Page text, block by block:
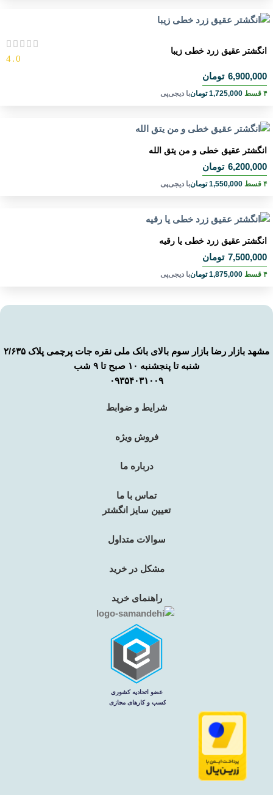
انگشتر عقیق زرد خطی زیبا
4.0
6,900,000 تومان
۴ قسط 1,725,000 تومانبا دیجی‌پی
انگشتر عقیق خطی و من یتق الله
6,200,000 تومان
۴ قسط 1,550,000 تومانبا دیجی‌پی
انگشتر عقیق زرد خطی یا رقیه
7,500,000 تومان
۴ قسط 1,875,000 تومانبا دیجی‌پی
مشهد بازار رضا بازار سوم بالای بانک ملی نقره جات پرچمی پلاک ۲/۶۳۵
شنبه تا پنجشنبه ۱۰ صبح تا ۹ شب
۰۹۳۵۴۰۳۱۰۰۹
شرایط و ضوابط
فروش ویژه
درباره ما
تماس با ما
تعیین سایز انگشتر
سوالات متداول
مشکل در خرید
راهنمای خرید